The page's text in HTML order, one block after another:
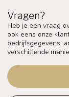
Vragen?
Heb je een vraag
ook eens onze
bedrijfsgegevens,
verschillende